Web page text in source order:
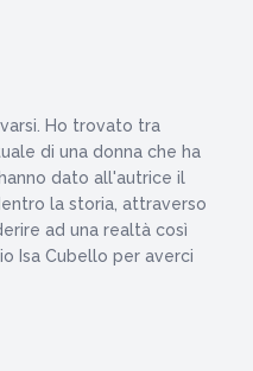
Ho trovato tra
di una donna che ha
dato all'autrice il
la storia, attraverso
ad una realtà così
Isa Cubello per averci